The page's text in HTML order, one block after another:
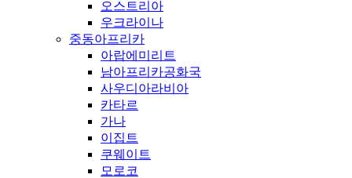
오스트리아
우크라이나
중동아프리카
아랍에미리트
남아프리카공화국
사우디아라비아
카타르
가나
이집트
쿠웨이트
모로코